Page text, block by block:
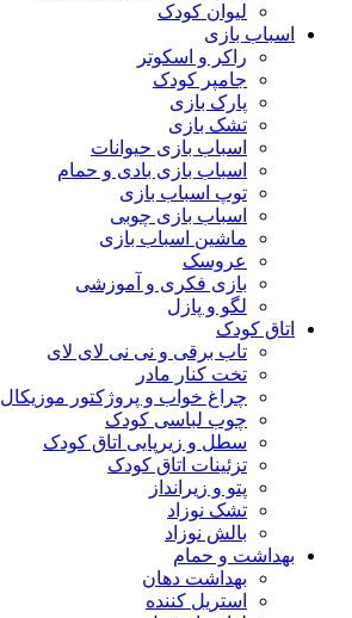
لیوان کودک
اسباب بازی
راکر و اسکوتر
جامپر کودک
پارک بازی
تشک بازی
اسباب بازی حیوانات
اسباب بازی بادی و حمام
توپ اسباب بازی
اسباب بازی چوبی
ماشین اسباب بازی
عروسک
بازی فکری و آموزشی
لگو و پازل
اتاق کودک
تاب برقی و نی نی لای لای
تخت کنار مادر
چراغ خواب و پروژکتور موزیکال
چوب لباسی کودک
سطل و زیرپایی اتاق کودک
تزئینات اتاق کودک
پتو و زیرانداز
تشک نوزاد
بالش نوزاد
بهداشت و حمام
بهداشت دهان
استریل کننده